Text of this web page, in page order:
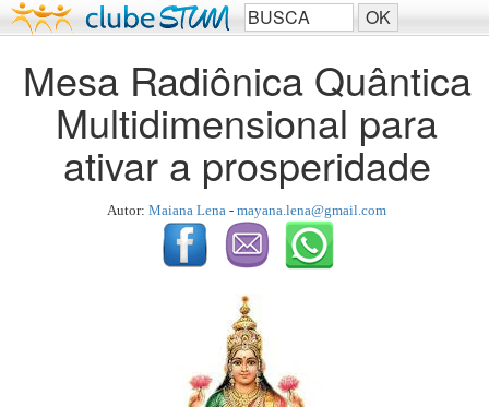
Mesa Radiônica Quântica
Multidimensional para
ativar a prosperidade
Autor: Maiana Lena - mayana.lena@gmail.com